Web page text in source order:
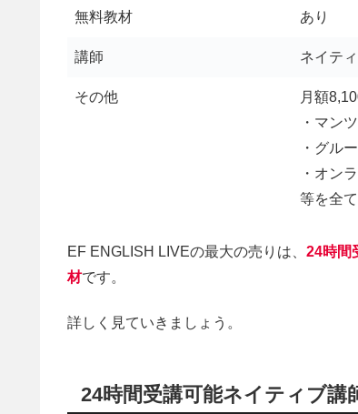
無料教材 あり
講師 ネイテ
その他
月額
・マン
・グル
・オン
等を全
EF ENGLISH LIVEの最大の売りは、 24時間
材です。
詳しく見ていきましょう。
24時間受講可能ネイティブ講